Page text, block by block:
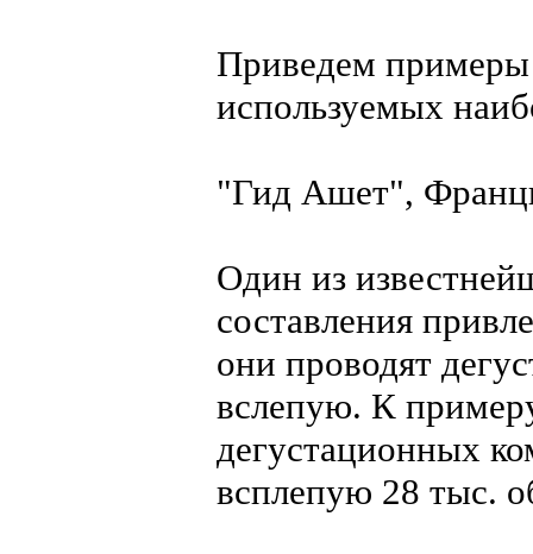
Приведем примеры
используемых
"Гид Ашет",
Один из
составления
они проводят
вслепую. К
дегустационных
всплепую 28 тыс.